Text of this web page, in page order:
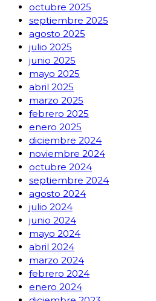
octubre 2025
septiembre 2025
agosto 2025
julio 2025
junio 2025
mayo 2025
abril 2025
marzo 2025
febrero 2025
enero 2025
diciembre 2024
noviembre 2024
octubre 2024
septiembre 2024
agosto 2024
julio 2024
junio 2024
mayo 2024
abril 2024
marzo 2024
febrero 2024
enero 2024